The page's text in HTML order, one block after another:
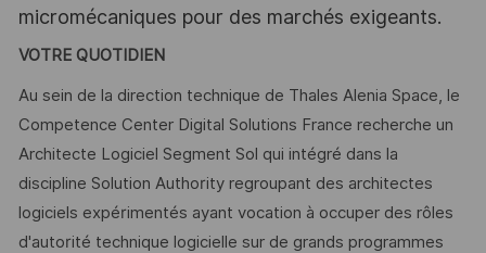
micromécaniques pour des marchés exigeants.
VOTRE QUOTIDIEN
Au sein de la direction technique de Thales Alenia Space, le
Competence Center Digital Solutions France recherche un
Architecte Logiciel Segment Sol qui intégré dans la
discipline Solution Authority regroupant des architectes
logiciels expérimentés ayant vocation à occuper des rôles
d'autorité technique logicielle sur de grands programmes